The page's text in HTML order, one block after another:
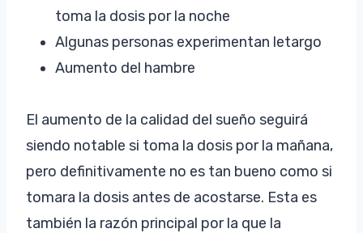
toma la dosis por la noche
Algunas personas experimentan letargo
Aumento del hambre
El aumento de la calidad del sueño seguirá
siendo notable si toma la dosis por la mañana,
pero definitivamente no es tan bueno como si
tomara la dosis antes de acostarse. Esta es
también la razón principal por la que la